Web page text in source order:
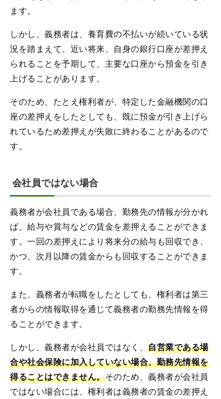
ます。
しかし、義務者は、養育費の不払いが続いている状
況を踏まえて、近い将来、自身の銀行口座が差押え
られることを予期して、主要な口座から預金を引き
上げることがあります。
そのため、たとえ権利者が、特定した金融機関の口
座の差押えをしたとしても、既に預金が引き上げら
れているため差押えが失敗に終わることがあるので
す。
会社員ではない場合
義務者が会社員である場合、勤務先の情報が分かれ
ば、給与や賞与などの賃金を差押えることができま
す。一回の差押えにより将来分の給与も回収でき、
かつ、次月以降の賃金からも回収することができま
す。
また、義務者が転職をしたとしても、権利者は第三
者からの情報取得を通じて義務者の勤務先情報を得
ることができます。
しかし、義務者が会社員ではなく、自営業である場
合や社会保険に加入していない場合、勤務先情報を
得ることはできません。そのため、義務者が会社員
ではない場合には、権利者は義務者の賃金の差押え